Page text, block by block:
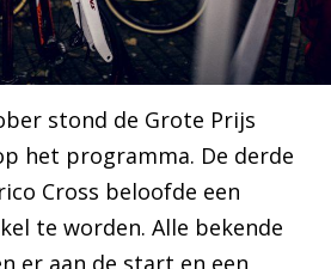
stond de Grote Prijs
het programma. De derde
Cross beloofde een
te worden. Alle bekende
er aan de start en een